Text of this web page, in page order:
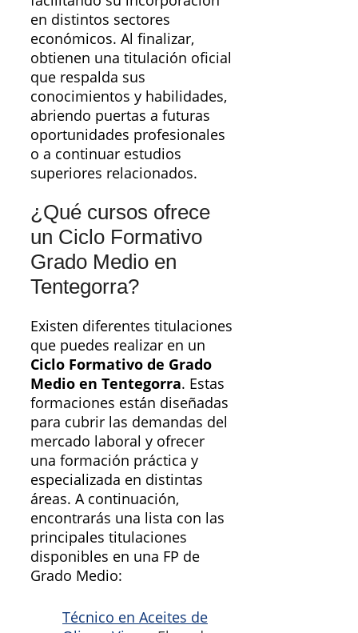
en distintos sectores
económicos. Al finalizar,
obtienen una titulación oficial
que respalda sus
conocimientos y habilidades,
abriendo puertas a futuras
oportunidades profesionales
o a continuar estudios
superiores relacionados.
¿Qué cursos ofrece
un Ciclo Formativo
Grado Medio en
Tentegorra?
Existen diferentes titulaciones
que puedes realizar en un
Ciclo Formativo de Grado
Medio en Tentegorra. Estas
formaciones están diseñadas
para cubrir las demandas del
mercado laboral y ofrecer
una formación práctica y
especializada en distintas
áreas. A continuación,
encontrarás una lista con las
principales titulaciones
disponibles en una FP de
Grado Medio:
Técnico en Aceites de